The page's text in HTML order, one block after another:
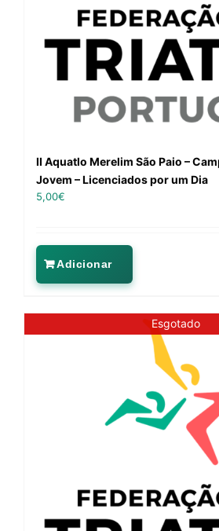
II Aquatlo Merelim São Paio –
Jovem – Licenciados por um Dia
5,00€
Adicionar
Esgotado